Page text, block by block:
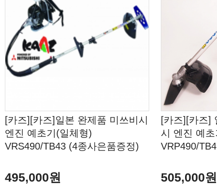
[카즈][카즈]일본 완제품 미쓰비시
엔진 예초기(일체형)
VRS490/TB43 (4종사은품증정)
495,000원
[카즈][카즈]
시 엔진 예
VRP490/
505,000원